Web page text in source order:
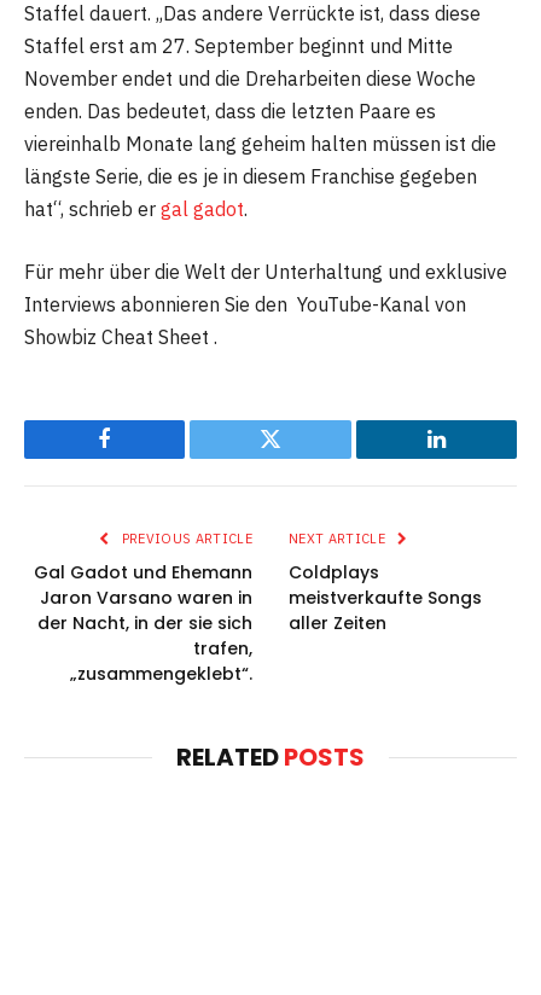
Staffel dauert. „Das andere Verrückte ist, dass diese
Staffel erst am 27. September beginnt und Mitte
November endet und die Dreharbeiten diese Woche
enden. Das bedeutet, dass die letzten Paare es
viereinhalb Monate lang geheim halten müssen ist die
längste Serie, die es je in diesem Franchise gegeben
hat“, schrieb er gal gadot.
Für mehr über die Welt der Unterhaltung und exklusive
Interviews abonnieren Sie den YouTube-Kanal von
Showbiz Cheat Sheet .
Facebook Twitter LinkedIn
PREVIOUS ARTICLE
Gal Gadot und Ehemann
Jaron Varsano waren in
der Nacht, in der sie sich
trafen,
„zusammengeklebt“.
NEXT ARTICLE
Coldplays
meistverkaufte Songs
aller Zeiten
RELATEDPOSTS